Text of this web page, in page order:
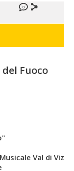
0
Fuoco
Val di Vizze